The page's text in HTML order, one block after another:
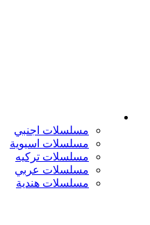
مسلسلات اجنبي
مسلسلات اسيوية
مسلسلات تركيه
مسلسلات عربي
مسلسلات هندية